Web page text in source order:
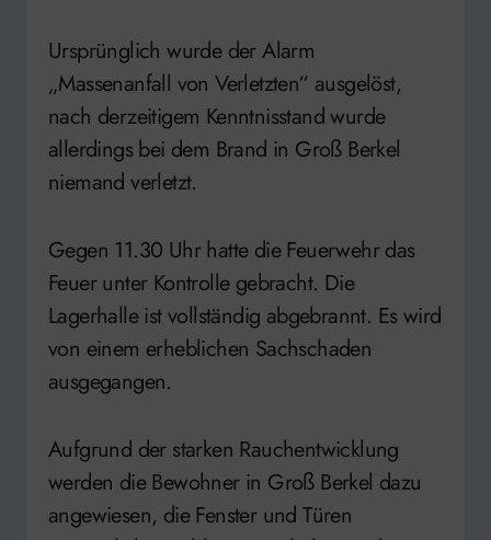
Ursprünglich wurde der Alarm
„Massenanfall von Verletzten“ ausgelöst,
nach derzeitigem Kenntnisstand wurde
allerdings bei dem Brand in Groß Berkel
niemand verletzt.
Gegen 11.30 Uhr hatte die Feuerwehr das
Feuer unter Kontrolle gebracht. Die
Lagerhalle ist vollständig abgebrannt. Es wird
von einem erheblichen Sachschaden
ausgegangen.
Aufgrund der starken Rauchentwicklung
werden die Bewohner in Groß Berkel dazu
angewiesen, die Fenster und Türen